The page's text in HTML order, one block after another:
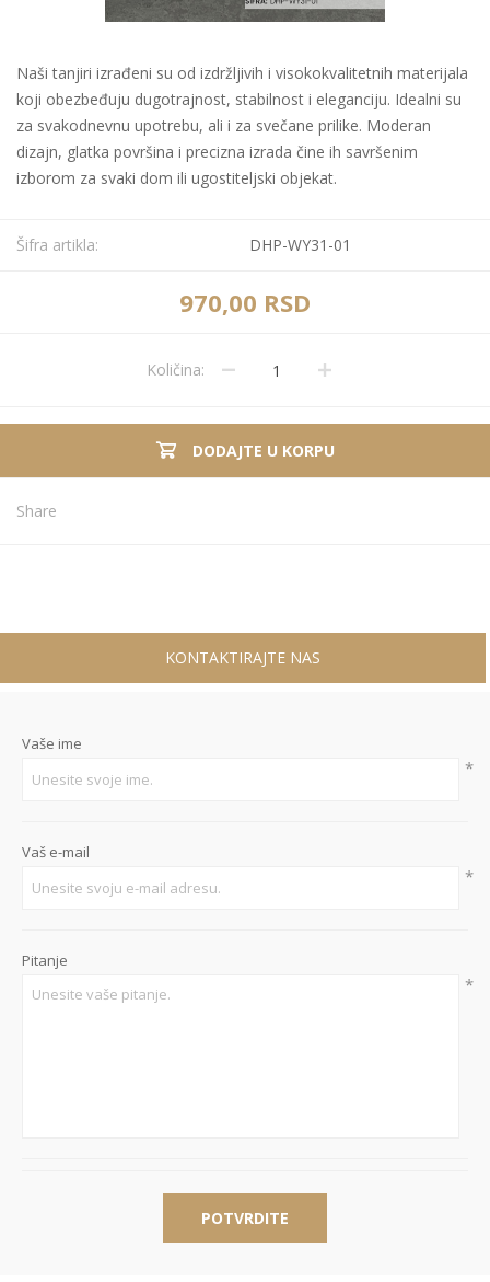
Naši tanjiri izrađeni su od izdržljivih i visokokvalitetnih materijala
koji obezbeđuju dugotrajnost, stabilnost i eleganciju. Idealni su
za svakodnevnu upotrebu, ali i za svečane prilike. Moderan
dizajn, glatka površina i precizna izrada čine ih savršenim
izborom za svaki dom ili ugostiteljski objekat.
Šifra artikla: DHP-WY31-01
970,00 RSD
Količina:
DODAJTE U KORPU
Share
KONTAKTIRAJTE NAS
Vaše ime
*
Vaš e-mail
*
Pitanje
*
POTVRDITE